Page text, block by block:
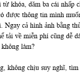
từ khóa, dăm ba cái nhấp
được thông tin mình
Ngay cả hình ảnh bằng
tải về miễn phí cũng dễ
không làm?
không chịu suy nghĩ,